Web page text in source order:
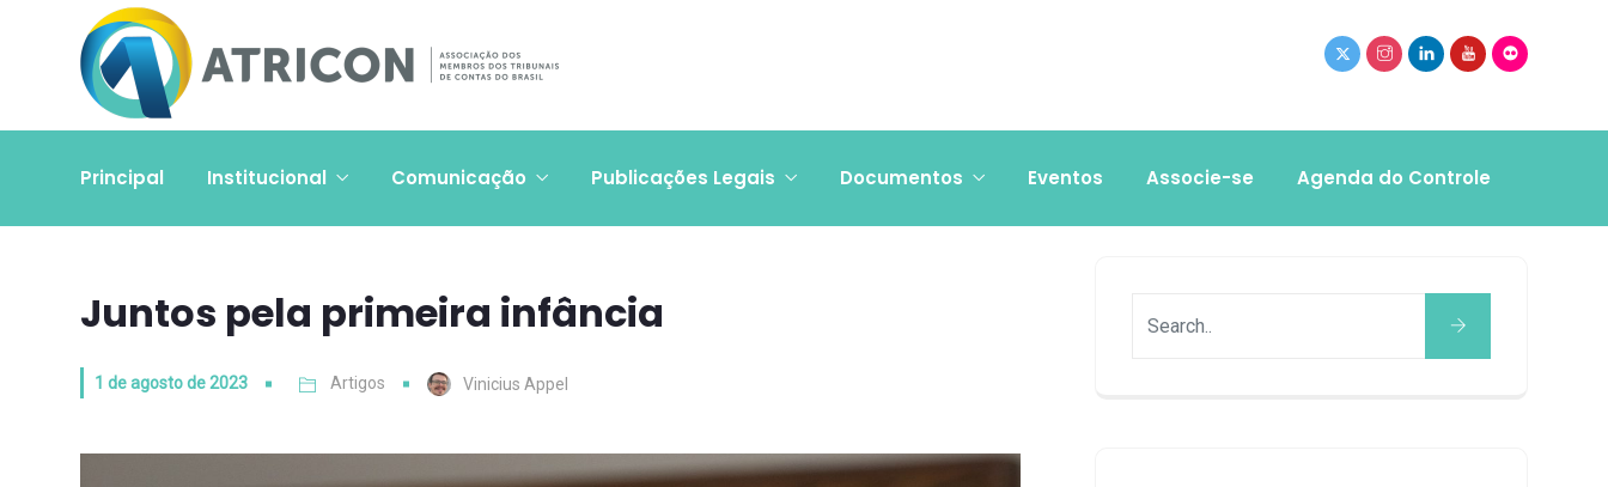
Principal Institucional Comunicação Publicações Legais Documentos Eventos Associe-se Agenda do Controle
Juntos pela primeira infância
1 de agosto de 2023 Artigos Vinicius Appel